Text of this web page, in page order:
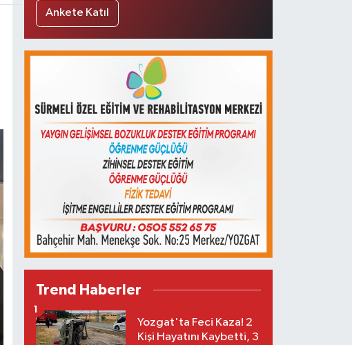
Ankete Katıl
Trend Haberler
Yozgat'ta Feci Kaza! 2
Kişi Hayatını Kaybetti, 3
1